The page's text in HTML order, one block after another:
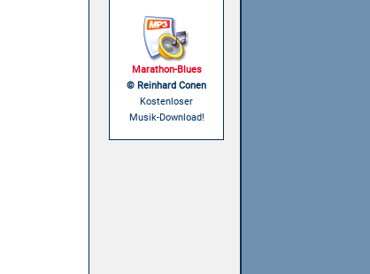
Marathon-Blues
© Reinhard Conen
Kostenloser
Musik-Download!